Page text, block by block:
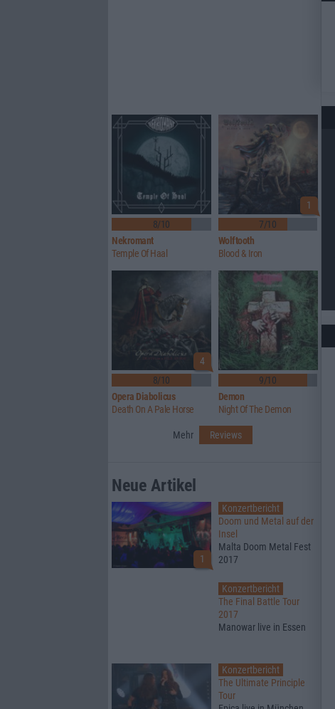
8/10
Nekromant
Temple Of Haal
1
7/10
Wolftooth
Blood & Iron
4
8/10
Opera Diabolicus
Death On A Pale Horse
9/10
Demon
Night Of The Demon
Mehr Reviews
Neue Artikel
1
Konzertbericht
Doom und Metal auf der
Insel
Malta Doom Metal Fest
2017
Konzertbericht
The Final Battle Tour
2017
Manowar live in Essen
Konzertbericht
The Ultimate Principle
Tour